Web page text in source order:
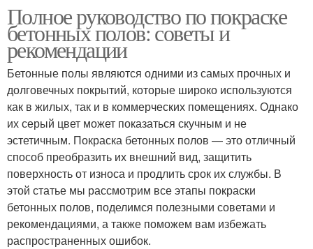
Полное руководство по покраске
бетонных полов: советы и
рекомендации
Бетонные полы являются одними из самых прочных и
долговечных покрытий, которые широко используются
как в жилых, так и в коммерческих помещениях. Однако
их серый цвет может показаться скучным и не
эстетичным. Покраска бетонных полов — это отличный
способ преобразить их внешний вид, защитить
поверхность от износа и продлить срок их службы. В
этой статье мы рассмотрим все этапы покраски
бетонных полов, поделимся полезными советами и
рекомендациями, а также поможем вам избежать
распространенных ошибок.